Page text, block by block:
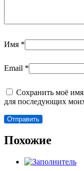
Имя *
Email *
Сохранить моё
для последующих
Похожие